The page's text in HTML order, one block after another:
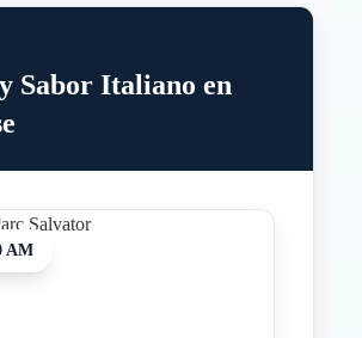
Sabor Italiano en
AM